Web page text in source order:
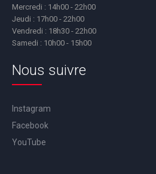
Mercredi : 14h00 - 22h00
Jeudi : 17h00 - 22h00
Vendredi : 18h30 - 22h00
Samedi : 10h00 - 15h00
Nous suivre
Instagram
Facebook
YouTube